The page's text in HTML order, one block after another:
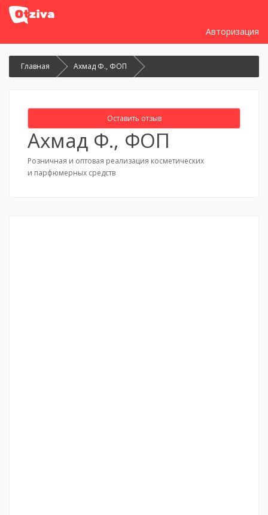
Авторизация
Главная Ахмад Ф., ФОП
Оставить отзыв
Ахмад Ф., ФОП
Розничная и оптовая реализация косметических
и парфюмерных средств